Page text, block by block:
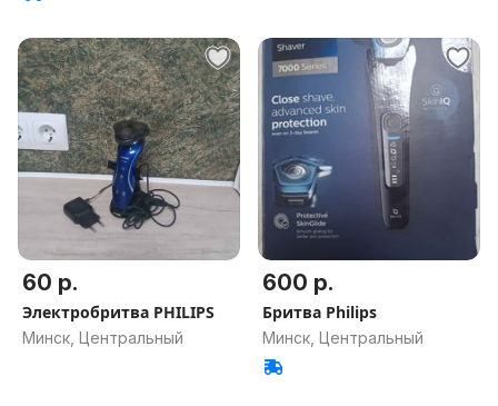
60 р.
Электробритва PHILIPS
Минск, Центральный
600 р.
Бритва Philips
Минск, Центральный